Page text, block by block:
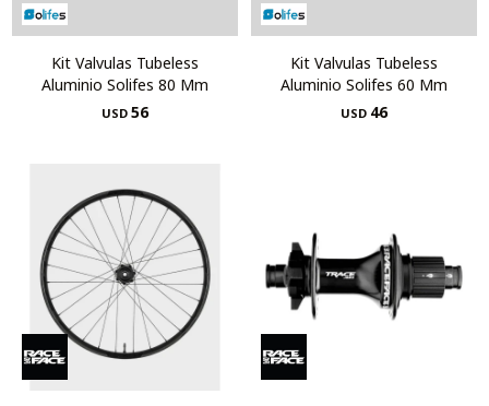
Kit Valvulas Tubeless
Aluminio Solifes 80 Mm
USD 56
Kit Valvulas Tubeless
Aluminio Solifes 60 Mm
USD 46